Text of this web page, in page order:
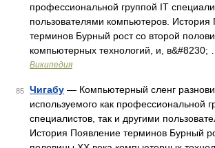
профессиональной группой IT
пользователями компьютеров. История
терминов Бурный рост со второй
компьютерных технологий, и, в&#8230; …
Википедия
85 Чигабу — Компьютерный сленг
используемого как профессиональной
специалистов, так и другими
История Появление терминов Бурный